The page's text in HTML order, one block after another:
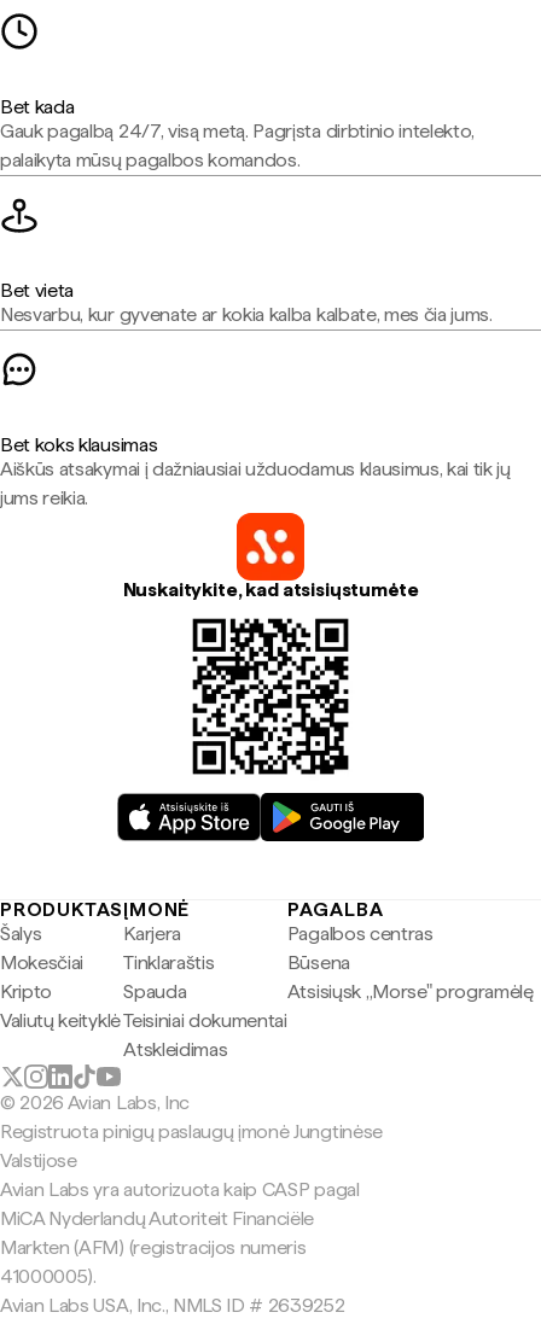
Bet kada
Gauk pagalbą 24/7, visą metą. Pagrįsta dirbtinio intelekto,
palaikyta mūsų pagalbos komandos.
Bet vieta
Nesvarbu, kur gyvenate ar kokia kalba kalbate, mes čia jums.
Bet koks klausimas
Aiškūs atsakymai į dažniausiai užduodamus klausimus, kai tik jų
jums reikia.
Nuskaitykite, kad atsisiųstumėte
PRODUKTAS
Šalys
Mokesčiai
Kripto
Valiutų keityklė
ĮMONĖ
Karjera
Tinklaraštis
Spauda
Teisiniai dokumentai
Atskleidimas
PAGALBA
Pagalbos centras
Būsena
Atsisiųsk „Morse" programėlę
© 2026 Avian Labs, Inc
Registruota pinigų paslaugų įmonė Jungtinėse
Valstijose
Avian Labs yra autorizuota kaip CASP pagal
MiCA Nyderlandų Autoriteit Financiële
Markten (AFM) (registracijos numeris
41000005).
Avian Labs USA, Inc., NMLS ID # 2639252